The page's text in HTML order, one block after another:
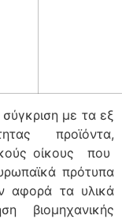
με τα εξ
προϊόντα,
οίκους που
πρότυπα
αφορά τα υλικά
βιομηχανικής